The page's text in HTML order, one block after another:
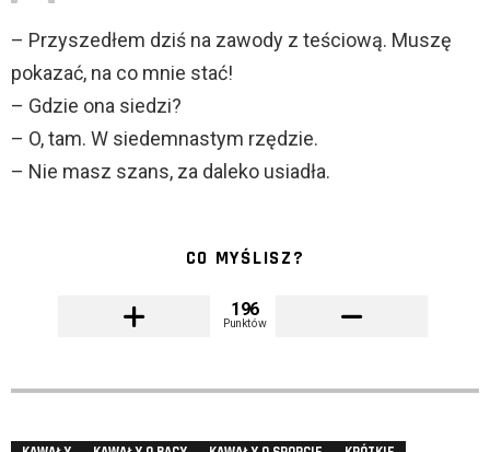
– Przyszedłem dziś na zawody z teściową. Muszę
pokazać, na co mnie stać!
– Gdzie ona siedzi?
– O, tam. W siedemnastym rzędzie.
– Nie masz szans, za daleko usiadła.
CO MYŚLISZ?
196
Punktów